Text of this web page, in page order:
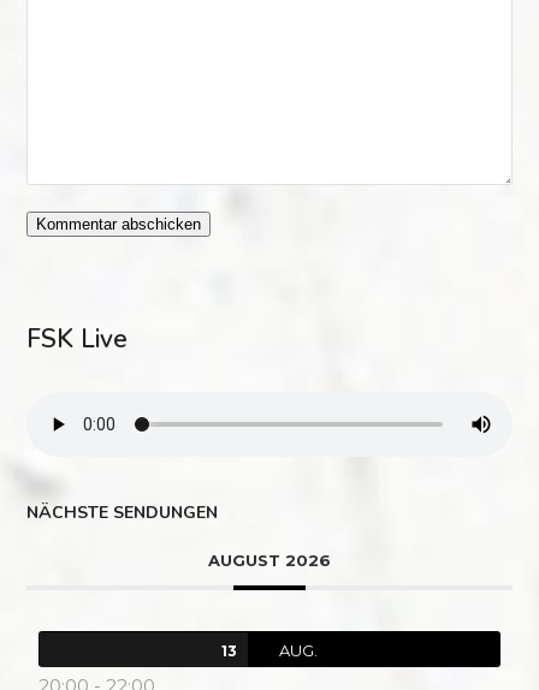
FSK Live
NÄCHSTE SENDUNGEN
AUGUST 2026
13 AUG.
20:00 - 22:00